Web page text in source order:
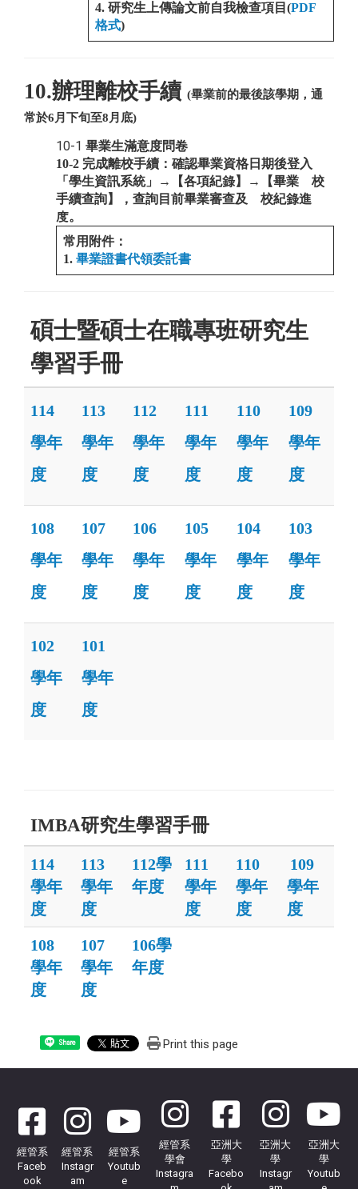
4. 研究生上傳論文前自我檢查項目(PDF
格式)
10.辦理離校手續 (畢業前的最後該學期，通
常於6月下旬至8月底)
10-1 畢業生滿意度問卷
10-2 完成離校手續：確認畢業資格日期後登入
「學生資訊系統」→【各項紀錄】→【畢業離校
手續查詢】，查詢目前畢業審查及離校紀錄進
度。
常用附件：
1. 畢業證書代領委託書
碩士暨碩士在職專班研究生
學習手冊
114
學年
度
113
學年
度
112
學年
度
111
學年
度
110
學年
度
109
學年
度
108
學年
度
107
學年
度
106
學年
度
105
學年
度
104
學年
度
103
學年
度
102
學年
度
101
學年
度
IMBA研究生學習手冊
114
學年
度
113
學年
度
112學
年度
111
學年
度
110
學年
度
109
學年
度
108
學年
度
107
學年
度
106學
年度
Share Print this page
經管系
Faceb
ook
經管系
Instagr
am
經管系
Youtub
e
經管系
學會
Instagra
亞洲大
學
Facebo
亞洲大
學
Instagr
亞洲大
學
Youtub